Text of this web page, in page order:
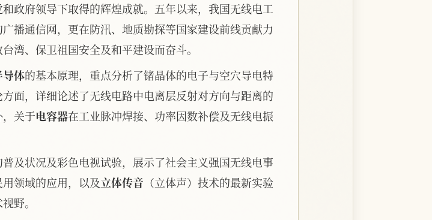
政府领导下取得的辉煌成就。五年以来，我国无线电工
播通信网，更在防汛、地质勘探等国家建设前线贡献力
湾、保卫祖国安全及和平建设而奋斗。
导体的基本原理，重点分析了锗晶体的电子与空穴导电特
面，详细论述了无线电路中电离层反射对方向与距离的
关于电容器在工业脉冲焊接、功率因数补偿及无线电振
及状况及彩色电视试验，展示了社会主义强国无线电事
领域的应用，以及立体传音 （立体声）技术的最新实验
野。